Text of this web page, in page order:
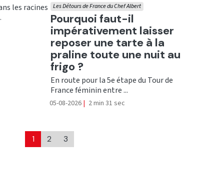
les racines
Ecouter
Pourquoi faut-il
impérativement laisser
reposer une tarte à la
praline toute une nuit au
frigo ?
Les Détours de France du Chef Albert
En route pour la 5e étape du Tour de
France féminin entre ...
05-08-2026 | 2 min 31 sec
1 2 3